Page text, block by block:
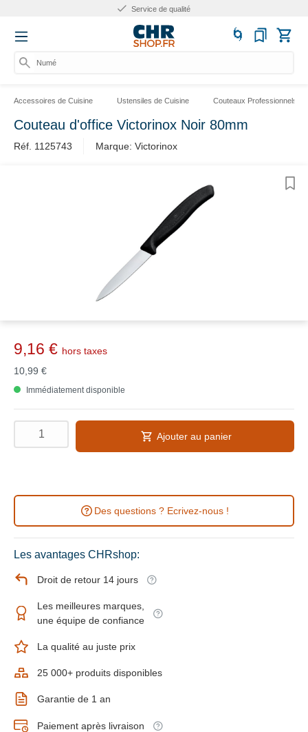
Service de qualité
Numér
Accessoires de Cuisine Ustensiles de Cuisine Couteaux Professionnels
Couteau d'office Victorinox Noir 80mm
Réf. 1125743 Marque: Victorinox
9,16 € hors taxes
10,99 €
Immédiatement disponible
Ajouter au panier
Des questions ? Ecrivez-nous !
Les avantages CHRshop:
Droit de retour 14 jours
Les meilleures marques,
une équipe de confiance
La qualité au juste prix
25 000+ produits disponibles
Garantie de 1 an
Paiement après livraison